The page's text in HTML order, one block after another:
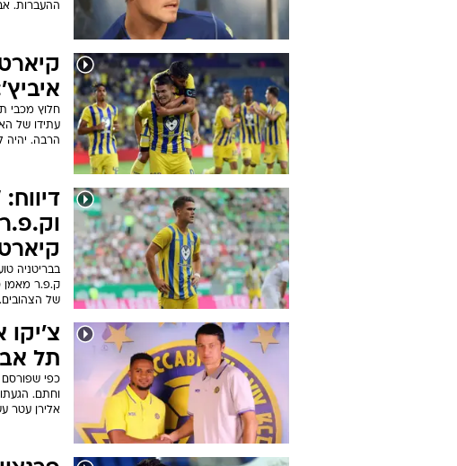
ההעברות.
עתידו של
הרבה. יהיה
בבריטניה
ק.פ.ר מאמן
של הצהובים.
צ'יקו
תל
כפי שפורסם
וחתם.
אלירן עטר